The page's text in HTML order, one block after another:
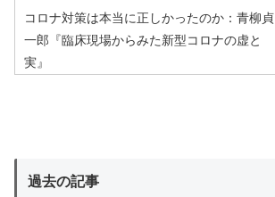
コロナ対策は本当に正しかったのか：青柳貞
一郎『臨床現場からみた新型コロナの虚と
実』
過去の記事